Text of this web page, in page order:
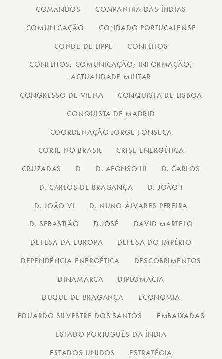
COMANDOS
COMPANHIA DAS ÍNDIAS
COMUNICAÇÃO
CONDADO PORTUCALENSE
CONDE DE LIPPE
CONFLITOS
CONFLITOS; COMUNICAÇÃO; INFORMAÇÃO;
ACTUALIDADE MILITAR
CONGRESSO DE VIENA
CONQUISTA DE LISBOA
CONQUISTA DE MADRID
COORDENAÇÃO JORGE FONSECA
CORTE NO BRASIL
CRISE ENERGÉTICA
CRUZADAS
D D. AFONSO III
D. CARLOS
D. CARLOS DE BRAGANÇA
D. JOÃO I
D. JOÃO VI
D. NUNO ÁLVARES PEREIRA
D. SEBASTIÃO
D.JOSÉ
DAVID MARTELO
DEFESA DA EUROPA
DEFESA DO IMPÉRIO
DEPENDÊNCIA ENERGÉTICA
DESCOBRIMENTOS
DINAMARCA
DIPLOMACIA
DUQUE DE BRAGANÇA
ECONOMIA
EDUARDO SILVESTRE DOS SANTOS
EMBAIXADAS
ESTADO PORTUGUÊS DA ÍNDIA
ESTADOS UNIDOS
ESTRATÉGIA